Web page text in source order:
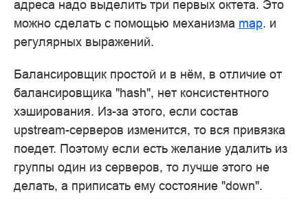
адреса надо выделить три первых октета. Это
можно сделать с помощью механизма map. и
регулярных выражений.
Балансировщик простой и в нём, в отличие от
балансировщика "hash", нет консистентного
хэширования. Из-за этого, если состав
upstream-серверов изменится, то вся привязка
поедет. Поэтому если есть желание удалить из
группы один из серверов, то лучше этого не
делать, а приписать ему состояние "down".